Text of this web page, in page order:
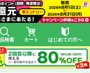
検索 カート はじめての方へ